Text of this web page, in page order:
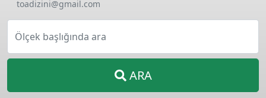
toadizini@gmail.com
Ölçek başlığında ara
ARA